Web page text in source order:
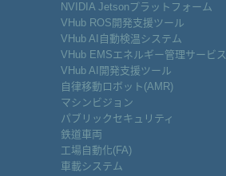
NVIDIA Jetsonプラットフォーム
VHub ROS開発支援ツール
VHub AI自動検温システム
VHub EMSエネルギー管理サービス
VHub AI開発支援ツール
自律移動ロボット(AMR)
マシンビジョン
パブリックセキュリティ
鉄道車両
工場自動化(FA)
車載システム